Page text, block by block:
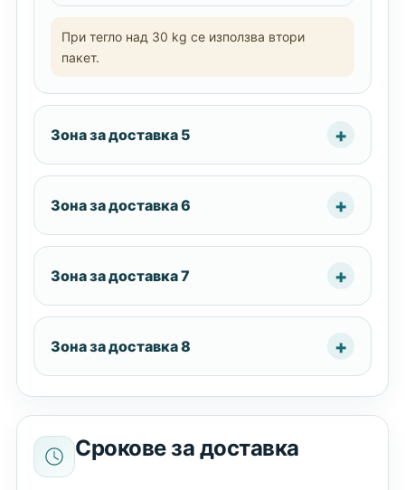
При тегло над 30 kg се използва втори
пакет.
Зона за доставка 5
Зона за доставка 6
Зона за доставка 7
Зона за доставка 8
Срокове за доставка